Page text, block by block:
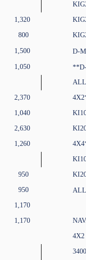
1,320
800
1,500 D-
1,050
2,370 4X2
1,040
2,630
1,260 4X4
950
950
1,170
1,170
4X2